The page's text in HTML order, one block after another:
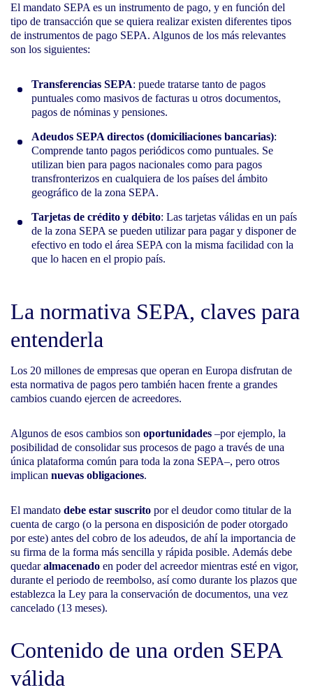
El mandato SEPA es un instrumento de pago, y en función del
tipo de transacción que se quiera realizar existen diferentes tipos
de instrumentos de pago SEPA. Algunos de los más relevantes
son los siguientes:
Transferencias SEPA: puede tratarse tanto de pagos
puntuales como masivos de facturas u otros documentos,
pagos de nóminas y pensiones.
Adeudos SEPA directos (domiciliaciones bancarias):
Comprende tanto pagos periódicos como puntuales. Se
utilizan bien para pagos nacionales como para pagos
transfronterizos en cualquiera de los países del ámbito
geográfico de la zona SEPA.
Tarjetas de crédito y débito: Las tarjetas válidas en un país
de la zona SEPA se pueden utilizar para pagar y disponer de
efectivo en todo el área SEPA con la misma facilidad con la
que lo hacen en el propio país.
La normativa SEPA, claves para
entenderla
Los 20 millones de empresas que operan en Europa disfrutan de
esta normativa de pagos pero también hacen frente a grandes
cambios cuando ejercen de acreedores.
Algunos de esos cambios son oportunidades –por ejemplo, la
posibilidad de consolidar sus procesos de pago a través de una
única plataforma común para toda la zona SEPA–, pero otros
implican nuevas obligaciones.
El mandato debe estar suscrito por el deudor como titular de la
cuenta de cargo (o la persona en disposición de poder otorgado
por este) antes del cobro de los adeudos, de ahí la importancia de
su firma de la forma más sencilla y rápida posible. Además debe
quedaralmacenado en poder del acreedor mientras esté en vigor,
durante el periodo de reembolso, así como durante los plazos que
establezca la Ley para la conservación de documentos, una vez
cancelado (13 meses).
Contenido de una orden SEPA
válida